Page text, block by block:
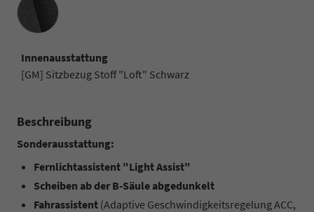
Innenausstattung
[GM] Sitzbezug Stoff "Loft" Schwarz
Beschreibung
Sonderausstattung:
Fernlichtassistent "Light Assist"
Scheiben ab der B-Säule abgedunkelt
Fahrassistent (Adaptive Geschwindigkeitsregelung ACC,